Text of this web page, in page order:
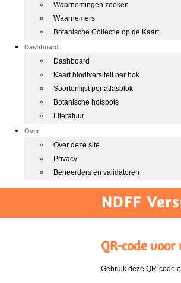
Waarnemingen zoeken
Waarnemers
Botanische Collectie op de Kaart
Dashboard
Dashboard
Kaart biodiversiteit per hok
Soortenlijst per atlasblok
Botanische hotspots
Literatuur
Over
Over deze site
Privacy
Beheerders en validatoren
NDFF
QR-code
Gebruik deze QR-code